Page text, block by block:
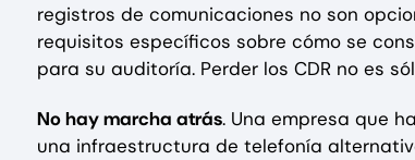
registros de comunicaciones no son
requisitos específicos sobre cómo se
para su auditoría. Perder los CDR no es
No hay marcha atrás. Una empresa que
una infraestructura de telefonía